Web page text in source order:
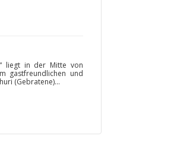
liegt in der Mitte von
gastfreundlichen und
(Gebratene)...